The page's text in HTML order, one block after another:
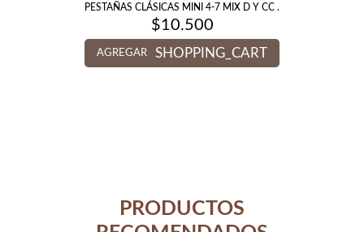
PESTAÑAS CLÁSICAS MINI 4-7 MIX D Y CC .
$10.500
AGREGAR SHOPPING_CART
PRODUCTOS